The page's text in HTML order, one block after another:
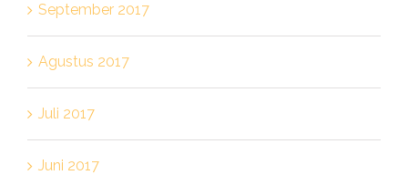
September 2017
Agustus 2017
Juli 2017
Juni 2017